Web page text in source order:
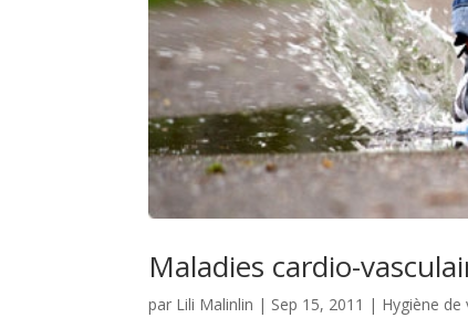
Maladies cardio-
par Lili Malinlin | Sep 15, 2011 | Hygiène de